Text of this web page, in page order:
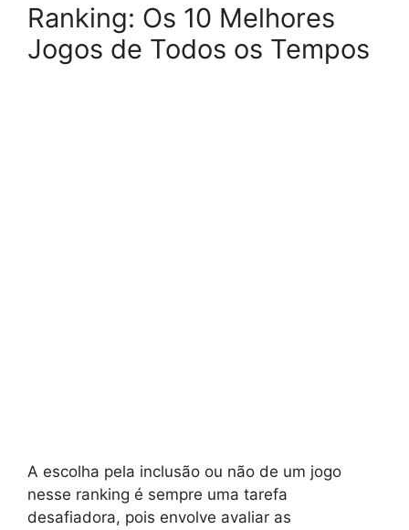
Ranking: Os 10 Melhores
Jogos de Todos os Tempos
A escolha pela inclusão ou não de um jogo
nesse ranking é sempre uma tarefa
desafiadora, pois envolve avaliar as